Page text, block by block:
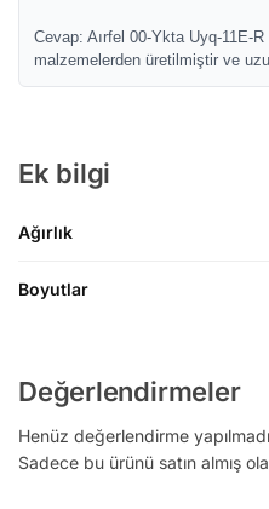
Cevap: Aırfel 00-Ykta Uyq-11E-
malzemelerden üretilmiştir ve
Ek bilgi
Ağırlık
Boyutlar
Değerlendirmeler
Henüz değerlendirme
Sadece bu ürünü satın almış